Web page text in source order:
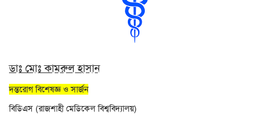
ডাঃ মোঃ কামরুল হাসান
দন্তরোগ বিশেষজ্ঞ ও সার্জন
বিডিএস (রাজশাহী মেডিকেল বিশ্ববিদ্যালয়)